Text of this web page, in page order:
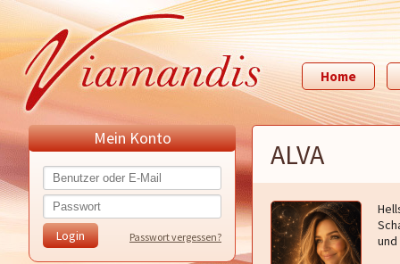
Home
Mein Konto
Passwort vergessen?
ALVA